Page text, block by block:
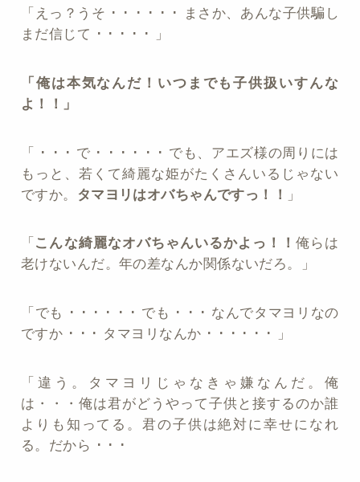
「えっ？うそ ･ ･ ･ ･ ･ ･ まさか、あんな子供騙し
まだ信じて ･ ･ ･ ･ ･ 」
「俺は本気なんだ！いつまでも子供扱いすんな
よ！！」
「 ･ ･ ･ で ･ ･ ･ ･ ･ ･ でも、アエズ様の周りには
もっと、若くて綺麗な姫がたくさんいるじゃない
ですか。
タマヨリはオバちゃんですっ！！ 」
「 こんな綺麗なオバちゃんいるかよっ！！俺らは
老けないんだ。年の差なんか関係ないだろ。」
「でも ･ ･ ･ ･ ･ ･ でも ･ ･ ･ なんでタマヨリなの
ですか ･ ･ ･ タマヨリなんか ･ ･ ･ ･ ･ ･ 」
「違う。タマヨリじゃなきゃ嫌なんだ。俺
は・・・俺は君がどうやって子供と接するのか誰
よりも知ってる。君の子供は絶対に幸せになれ
る。だから ･ ･ ･